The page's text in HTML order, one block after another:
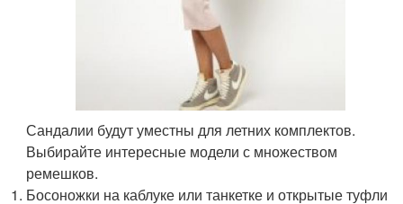
Сандалии будут уместны для летних комплектов.
Выбирайте интересные модели с множеством
ремешков.
Босоножки на каблуке или танкетке и открытые туфли